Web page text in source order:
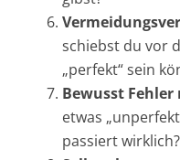
schiebst du vor
„perfekt“ sein
Bewusst Fehler
etwas
passiert wirklich?